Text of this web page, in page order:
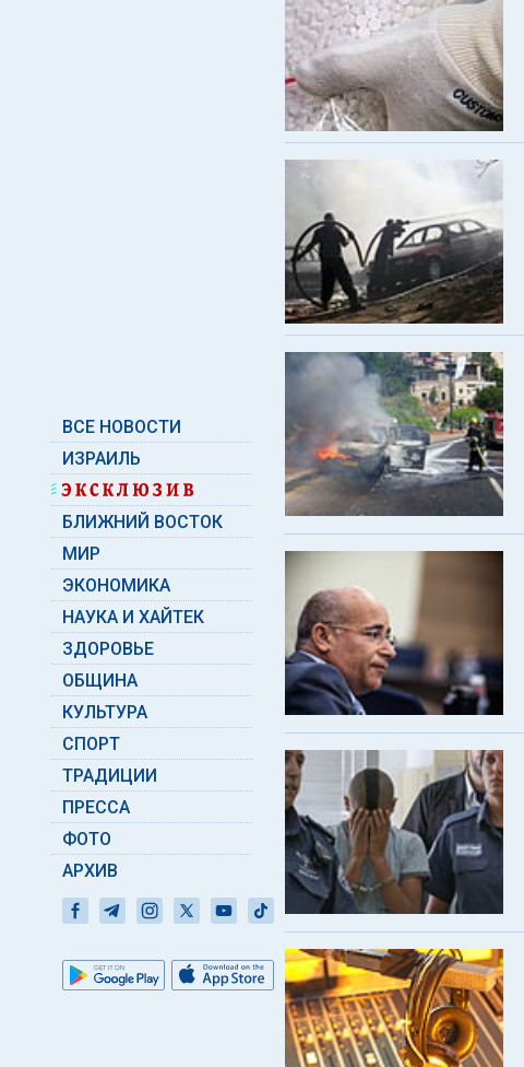
ВСЕ НОВОСТИ
ИЗРАИЛЬ
БЛИЖНИЙ ВОСТОК
МИР
ЭКОНОМИКА
НАУКА И ХАЙТЕК
ЗДОРОВЬЕ
ОБЩИНА
КУЛЬТУРА
СПОРТ
ТРАДИЦИИ
ПРЕССА
ФОТО
АРХИВ